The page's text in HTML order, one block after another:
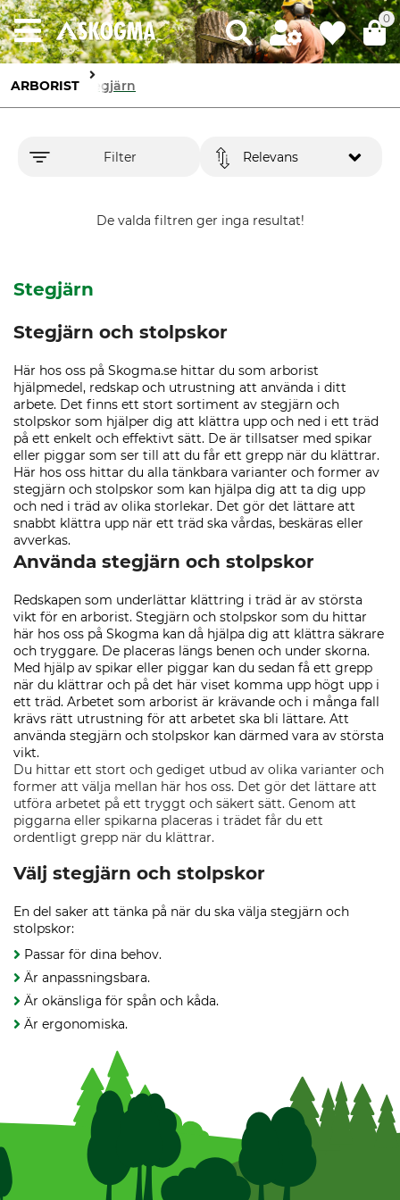
0
ARBORIST Stegjärn
Filter Relevans
De valda filtren ger inga resultat!
Stegjärn
Stegjärn och stolpskor
Här hos oss på Skogma.se hittar du som arborist
hjälpmedel, redskap och utrustning att använda i ditt
arbete. Det finns ett stort sortiment av stegjärn och
stolpskor som hjälper dig att klättra upp och ned i ett träd
på ett enkelt och effektivt sätt. De är tillsatser med spikar
eller piggar som ser till att du får ett grepp när du klättrar.
Här hos oss hittar du alla tänkbara varianter och former av
stegjärn och stolpskor som kan hjälpa dig att ta dig upp
och ned i träd av olika storlekar. Det gör det lättare att
snabbt klättra upp när ett träd ska vårdas, beskäras eller
avverkas.
Använda stegjärn och stolpskor
Redskapen som underlättar klättring i träd är av största
vikt för en arborist. Stegjärn och stolpskor som du hittar
här hos oss på Skogma kan då hjälpa dig att klättra säkrare
och tryggare. De placeras längs benen och under skorna.
Med hjälp av spikar eller piggar kan du sedan få ett grepp
när du klättrar och på det här viset komma upp högt upp i
ett träd. Arbetet som arborist är krävande och i många fall
krävs rätt utrustning för att arbetet ska bli lättare. Att
använda stegjärn och stolpskor kan därmed vara av största
vikt.
Du hittar ett stort och gediget utbud av olika varianter och
former att välja mellan här hos oss. Det gör det lättare att
utföra arbetet på ett tryggt och säkert sätt. Genom att
piggarna eller spikarna placeras i trädet får du ett
ordentligt grepp när du klättrar.
Välj stegjärn och stolpskor
En del saker att tänka på när du ska välja stegjärn och
stolpskor:
Passar för dina behov.
Är anpassningsbara.
Är okänsliga för spån och kåda.
Är ergonomiska.